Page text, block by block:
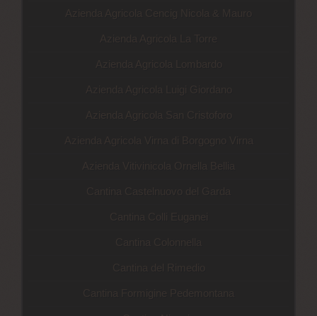
Azienda Agricola Cencig Nicola & Mauro
Azienda Agricola La Torre
Azienda Agricola Lombardo
Azienda Agricola Luigi Giordano
Azienda Agricola San Cristoforo
Azienda Agricola Virna di Borgogno Virna
Azienda Vitivinicola Ornella Bellia
Cantina Castelnuovo del Garda
Cantina Colli Euganei
Cantina Colonnella
Cantina del Rimedio
Cantina Formigine Pedemontana